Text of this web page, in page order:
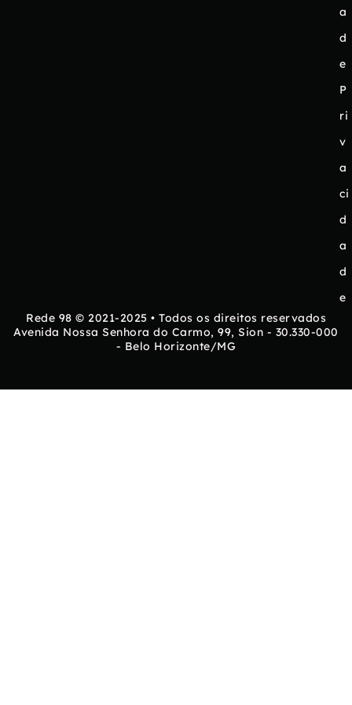
a
d
e
P
ri
v
a
ci
d
a
d
e
Rede 98 © 2021-2025 • Todos os direitos reservados
Avenida Nossa Senhora do Carmo, 99, Sion - 30.330-000
- Belo Horizonte/MG